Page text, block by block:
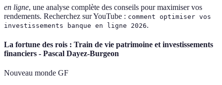
en ligne, une analyse complète des conseils pour maximiser vos
rendements. Recherchez sur YouTube : comment optimiser vos
investissements banque en ligne 2026.
La fortune des rois : Train de vie patrimoine et investissements
financiers - Pascal Dayez-Burgeon
Nouveau monde GF